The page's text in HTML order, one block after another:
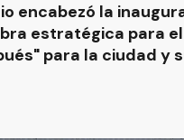
encabezó la
estratégica para
para la ciudad y